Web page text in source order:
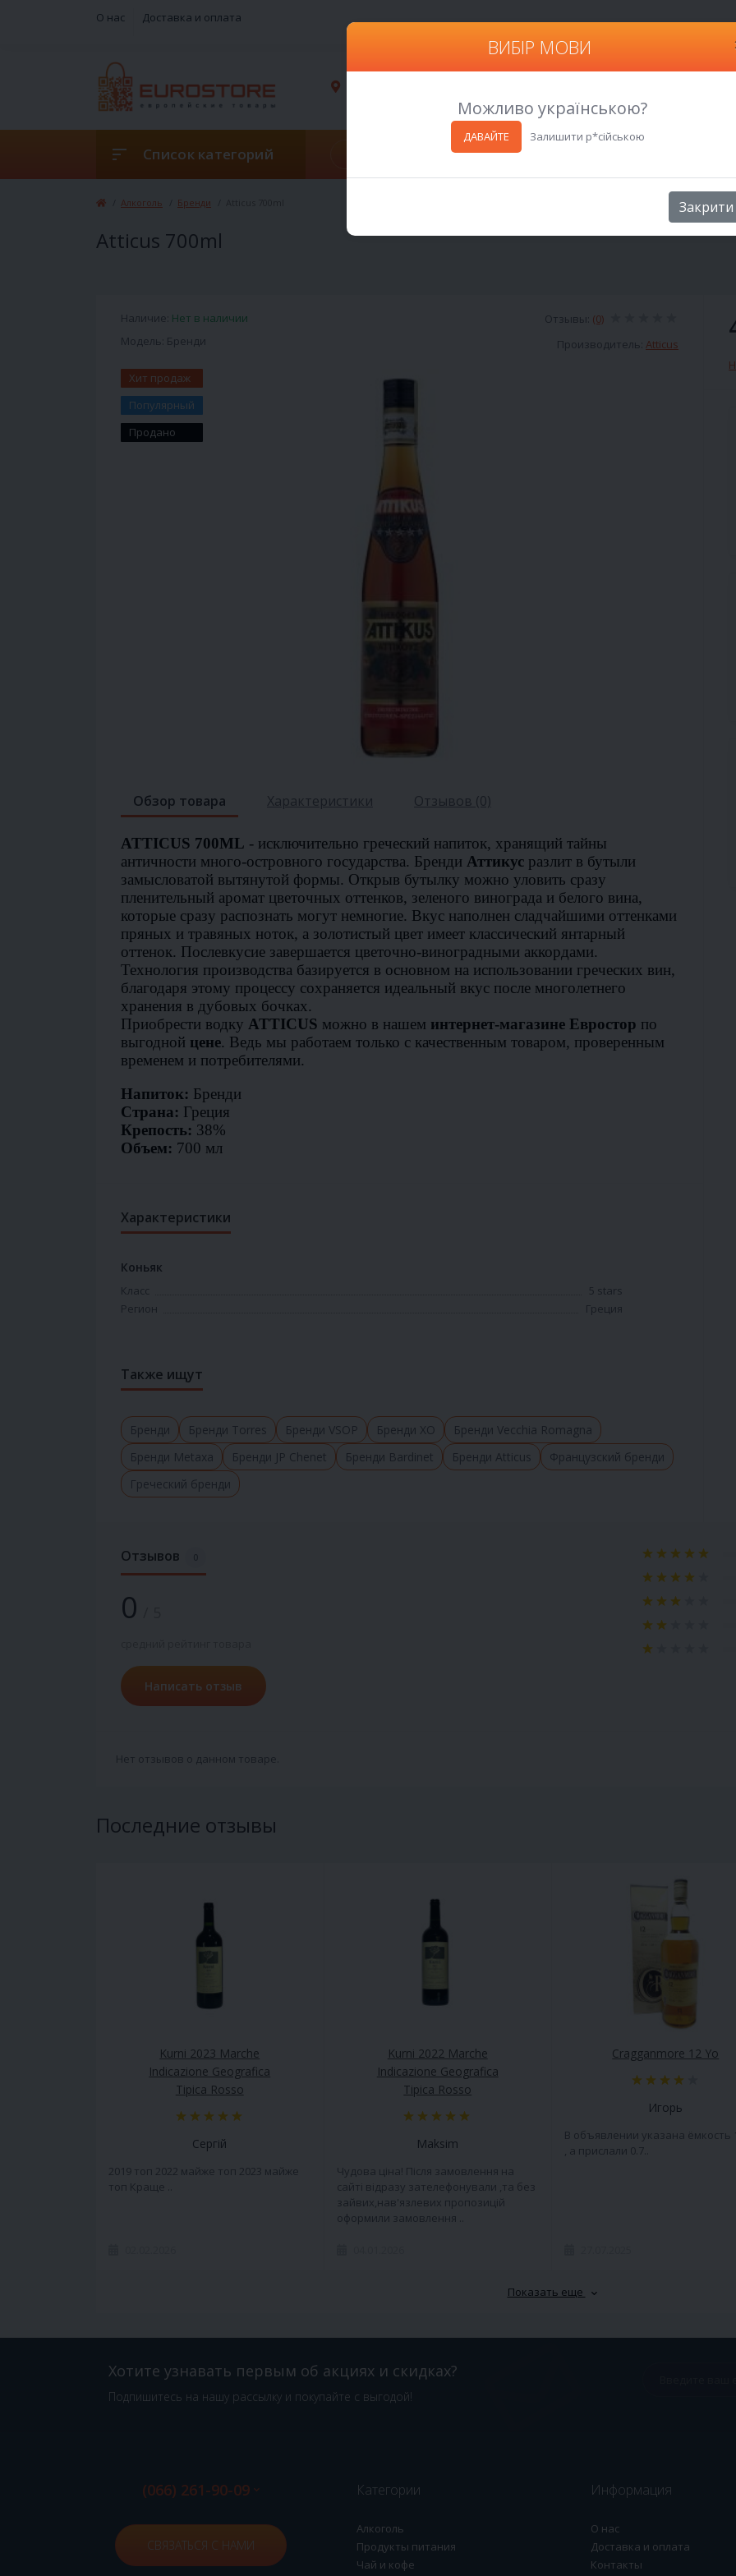
О нас Доставка и оплата
Список категорий
Алкоголь Бренди
Atticus 700ml
ВИБІР МОВИ
Можливо українською?
ДАВАЙТЕ Залишити р*сійською
Закрити
Наличие: Нет в наличии
Модель: Бренди
Отзывы: (0)
Производитель: Atticus
Хит продаж
Популярный
Продано
Обзор товара Характеристики Отзывов (0)
ATTICUS 700ML - исключительно греческий напиток, хранящий тайны
античности много-островного государства. Бренди Аттикус разлит в бутыли
замысловатой вытянутой формы. Открыв бутылку можно уловить сразу
пленительный аромат цветочных оттенков, зеленого винограда и белого вина,
которые сразу распознать могут немногие. Вкус наполнен сладчайшими оттенками
пряных и травяных ноток, а золотистый цвет имеет классический янтарный
оттенок. Послевкусие завершается цветочно-виноградными аккордами.
Технология производства базируется в основном на использовании греческих вин,
благодаря этому процессу сохраняется идеальный вкус после многолетнего
хранения в дубовых бочках.
Приобрести водку ATTICUS можно в нашем интернет-магазине Евростор по
выгодной цене. Ведь мы работаем только с качественным товаром, проверенным
временем и потребителями.
Напиток: Бренди
Страна: Греция
Крепость: 38%
Объем: 700 мл
Характеристики
Коньяк
Класс
5 stars
Регион
Греция
Также ищут
Бренди Бренди Torres Бренди VSOP Бренди XO
Бренди Vecchia Romagna
Бренди Metaxa
Бренди JP Chenet Бренди Bardinet Бренди Atticus
Французский бренди
Греческий бренди
Отзывов
0
Написать отзыв
Нет отзывов о данном товаре.
Последние отзывы
Kurni 2023 Marche
Indicazione Geografica
Tipica Rosso
Сергій
2019 топ 2022 майже топ 2023 майже
топ Краще ..
Kurni 2022 Marche
Indicazione Geografica
Tipica Rosso
Maksim
Чудова ціна! Після замовлення на
сайті відразу зателефонували ,та без
зайвих,нав'язлевих пропозицій
оформили замовлення ..
Cragganmore 12 Yo
Игорь
В объявлении указана ёмкость
, а прислали 0.7..
Показать еще
Хотите узнавать первым об акциях и скидках?
Подпишитесь на нашу рассылку и покупайте с выгодой!
(066) 261-90-09
СВЯЗАТЬСЯ С НАМИ
Категории
Алкоголь
Продукты питания
Чай и кофе
Информация
О нас
Доставка и оплата
Контакты